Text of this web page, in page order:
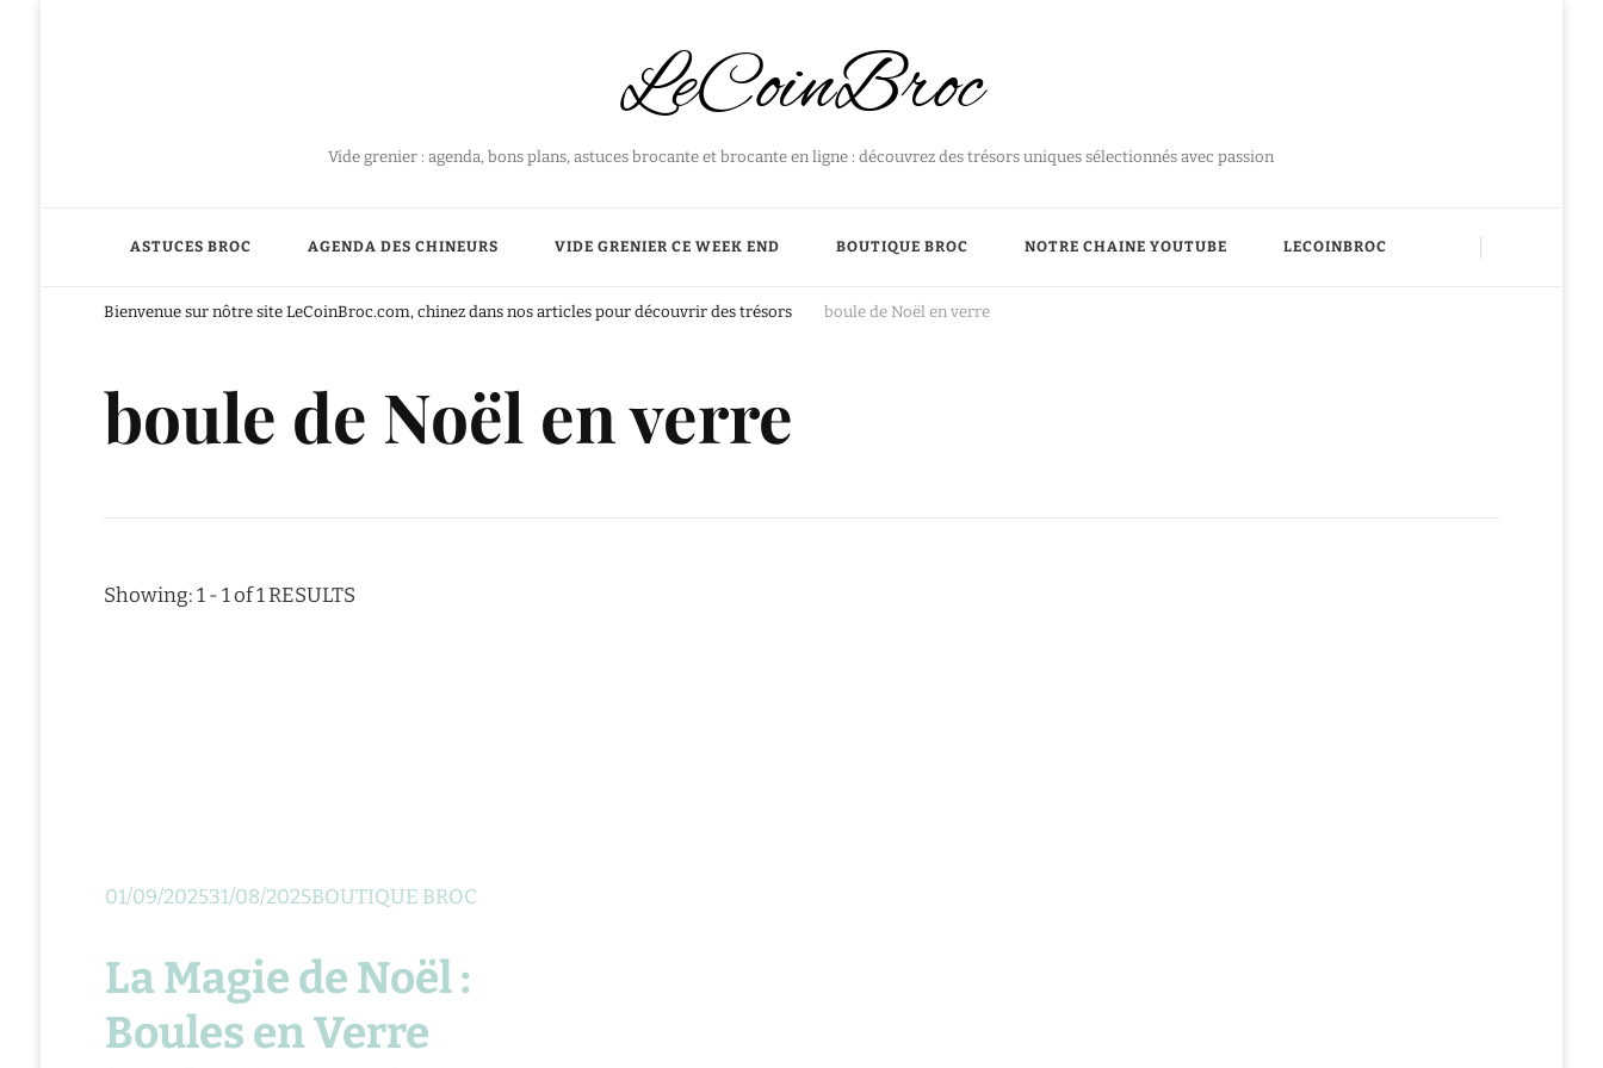
LeCoinBroc
Vide grenier : agenda, bons plans, astuces brocante et brocante en ligne : découvrez des trésors uniques sélectionnés avec passion
ASTUCES BROC AGENDA DES CHINEURS VIDE GRENIER CE WEEK END BOUTIQUE BROC NOTRE CHAINE YOUTUBE LECOINBROC
Bienvenue sur nôtre site LeCoinBroc.com, chinez dans nos articles pour découvrir des trésors boule de Noël en verre
boule de Noël en verre
Showing: 1 - 1 of 1 RESULTS
01/09/202531/08/2025BOUTIQUE BROC
La Magie de Noël :
Boules en Verre